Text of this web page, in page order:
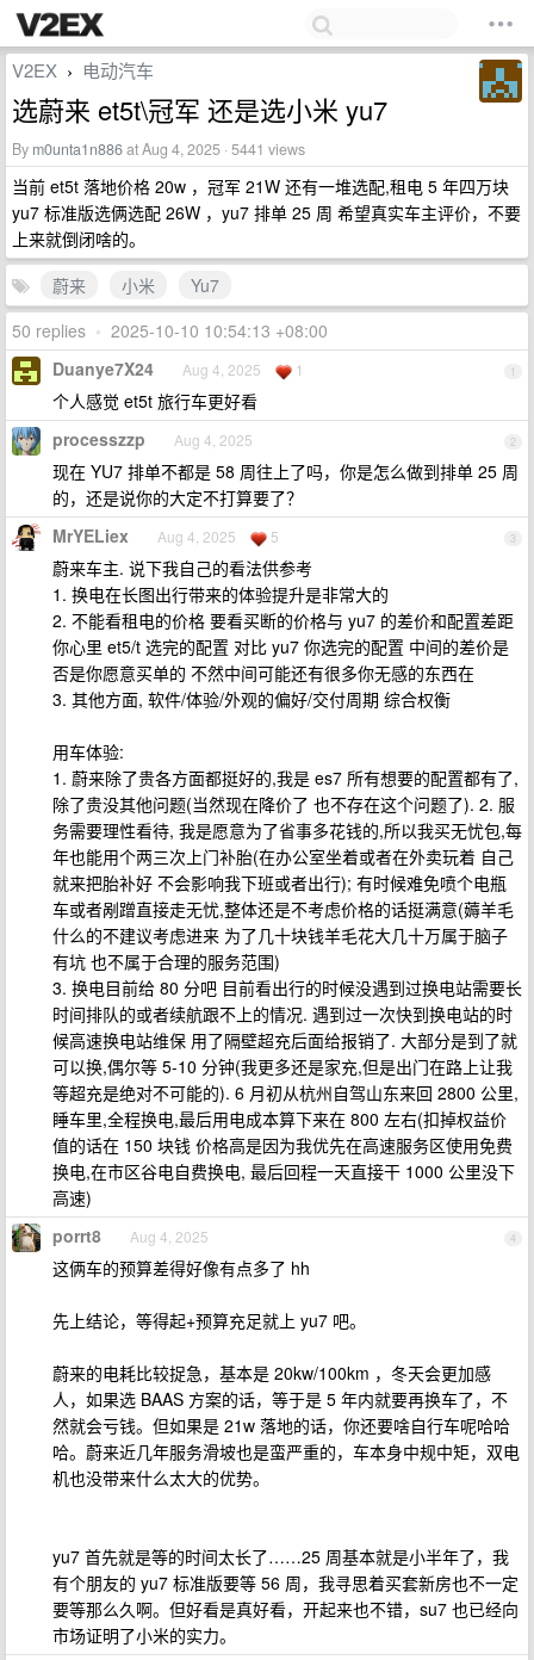
V2EX › 电动汽车
选蔚来 et5t\冠军 还是选小米 yu7
By m0unta1n886at Aug 4, 2025 · 5441 views
当前 et5t 落地价格 20w ，冠军 21W 还有一堆选配,租电 5 年四万块
yu7 标准版选俩选配 26W ，yu7 排单 25 周 希望真实车主评价，不要
上来就倒闭啥的。
蔚来
小米
Yu7
50 replies • 2025-10-10 10:54:13 +08:00
1
Duanye7X24 Aug 4, 2025 1
个人感觉 et5t 旅行车更好看
2
processzzp Aug 4, 2025
现在 YU7 排单不都是 58 周往上了吗，你是怎么做到排单 25 周
的，还是说你的大定不打算要了？
3
MrYELiex Aug 4, 2025 5
蔚来车主. 说下我自己的看法供参考
1. 换电在长图出行带来的体验提升是非常大的
2. 不能看租电的价格 要看买断的价格与 yu7 的差价和配置差距
你心里 et5/t 选完的配置 对比 yu7 你选完的配置 中间的差价是
否是你愿意买单的 不然中间可能还有很多你无感的东西在
3. 其他方面, 软件/体验/外观的偏好/交付周期 综合权衡
用车体验:
1. 蔚来除了贵各方面都挺好的,我是 es7 所有想要的配置都有了,
除了贵没其他问题(当然现在降价了 也不存在这个问题了). 2. 服
务需要理性看待, 我是愿意为了省事多花钱的,所以我买无忧包,每
年也能用个两三次上门补胎(在办公室坐着或者在外卖玩着 自己
就来把胎补好 不会影响我下班或者出行); 有时候难免喷个电瓶
车或者剐蹭直接走无忧,整体还是不考虑价格的话挺满意(薅羊毛
什么的不建议考虑进来 为了几十块钱羊毛花大几十万属于脑子
有坑 也不属于合理的服务范围)
3. 换电目前给 80 分吧 目前看出行的时候没遇到过换电站需要长
时间排队的或者续航跟不上的情况. 遇到过一次快到换电站的时
候高速换电站维保 用了隔壁超充后面给报销了. 大部分是到了就
可以换,偶尔等 5-10 分钟(我更多还是家充,但是出门在路上让我
等超充是绝对不可能的). 6 月初从杭州自驾山东来回 2800 公里,
睡车里,全程换电,最后用电成本算下来在 800 左右(扣掉权益价
值的话在 150 块钱 价格高是因为我优先在高速服务区使用免费
换电,在市区谷电自费换电, 最后回程一天直接干 1000 公里没下
高速)
4
porrt8 Aug 4, 2025
这俩车的预算差得好像有点多了 hh
先上结论，等得起+预算充足就上 yu7 吧。
蔚来的电耗比较捉急，基本是 20kw/100km ，冬天会更加感
人，如果选 BAAS 方案的话，等于是 5 年内就要再换车了，不
然就会亏钱。但如果是 21w 落地的话，你还要啥自行车呢哈哈
哈。蔚来近几年服务滑坡也是蛮严重的，车本身中规中矩，双电
机也没带来什么太大的优势。
yu7 首先就是等的时间太长了……25 周基本就是小半年了，我
有个朋友的 yu7 标准版要等 56 周，我寻思着买套新房也不一定
要等那么久啊。但好看是真好看，开起来也不错，su7 也已经向
市场证明了小米的实力。